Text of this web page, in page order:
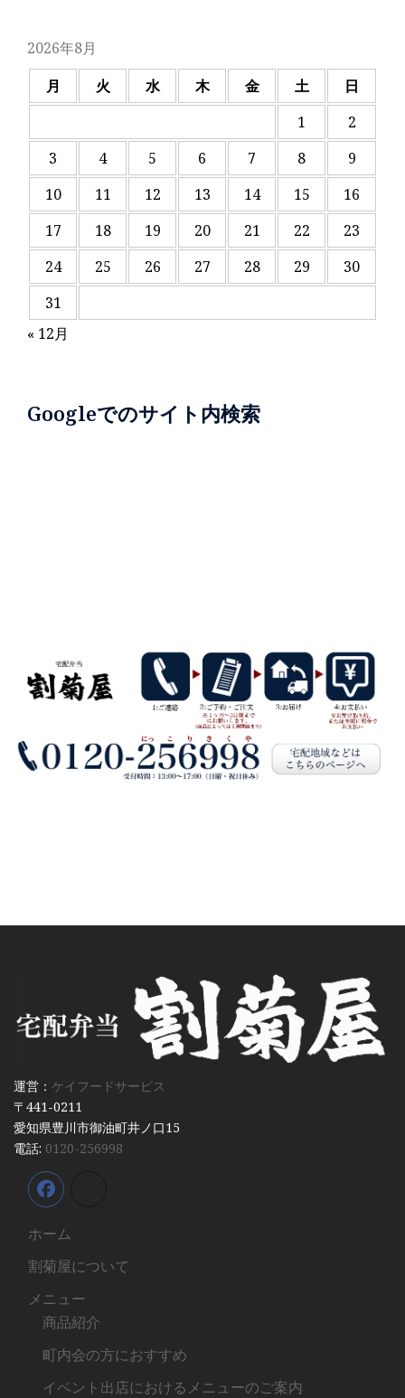
2026年8月
月
火 水 木 金 土
日
1
2
3
4 5 6 7 8
9
10
11 12 13 14 15
16
17
18 19 20 21 22
23
24
25 26 27 28 29
30
31
« 12月
Googleでのサイト内検索
運営： ケイフードサービス
〒441-0211
愛知県豊川市御油町井ノ口15
電話: 0120-256998
ホーム
割菊屋について
メニュー
商品紹介
町内会の方におすすめ
イベント出店におけるメニューのご案内